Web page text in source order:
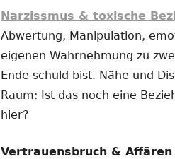
Narzissmus & toxische
Abwertung, Manipulation,
eigenen Wahrnehmung zu
Ende schuld bist. Nähe und
Raum: Ist das noch eine
hier?
Vertrauensbruch & Affären